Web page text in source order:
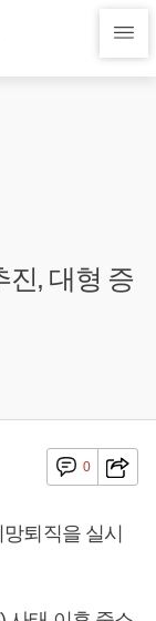
진, 대형 증
0
퇴직을 실시